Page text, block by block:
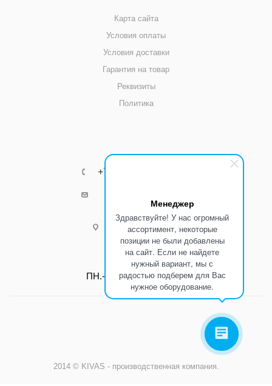
Менеджер
Здравствуйте! У нас огромный
ассортимент, некоторые
позиции не были добавлены
на сайт. Если не найдете
нужный вариант, мы с
радостью подберем для Вас
нужное оборудование.
Карта сайта
Условия оплаты
Условия доставки
Гарантия на товар
Реквизиты
Политика
+7 (967) 555-73-72
г.Ростов-на-Дону
Режим работы:
ПН.-ПТ.: С 8:00 до 17:00
2014 © KIVAS - производственная компания.